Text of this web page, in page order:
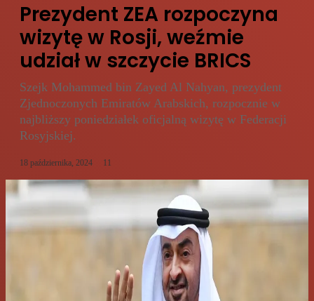
Prezydent ZEA rozpoczyna
wizytę w Rosji, weźmie
udział w szczycie BRICS
Szejk Mohammed bin Zayed Al Nahyan, prezydent
Zjednoczonych Emiratów Arabskich, rozpocznie w
najbliższy poniedziałek oficjalną wizytę w Federacji
Rosyjskiej.
18 października, 2024 11